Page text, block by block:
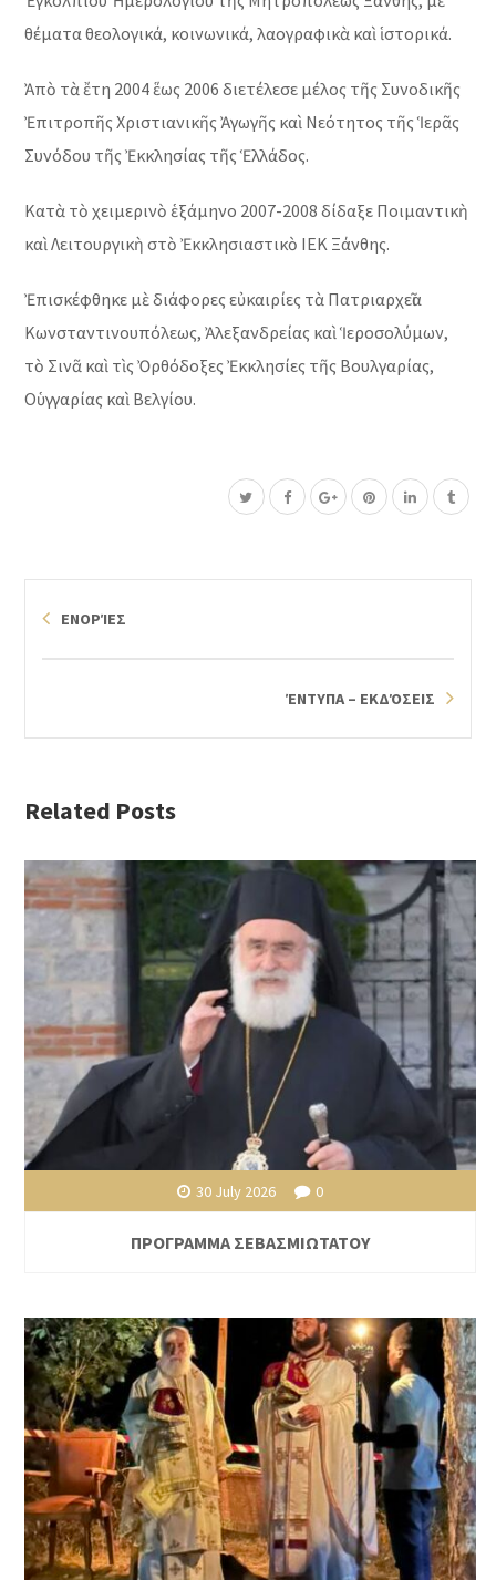
θέματα θεολογικά, κοινωνικά, λαογραφικὰ καὶ ἱστορικά.
Ἀπὸ τὰ ἔτη 2004 ἕως 2006 διετέλεσε μέλος τῆς Συνοδικῆς
Ἐπιτροπῆς Χριστιανικῆς Ἀγωγῆς καὶ Νεότητος τῆς Ἱερᾶς
Συνόδου τῆς Ἐκκλησίας τῆς Ἑλλάδος.
Κατὰ τὸ χειμερινὸ ἑξάμηνο 2007-2008 δίδαξε Ποιμαντικὴ
καὶ Λειτουργικὴ στὸ Ἐκκλησιαστικὸ ΙΕΚ Ξάνθης.
Ἐπισκέφθηκε μὲ διάφορες εὐκαιρίες τὰ Πατριαρχεῖα
Κωνσταντινουπόλεως, Ἀλεξανδρείας καὶ Ἱεροσολύμων,
τὸ Σινᾶ καὶ τὶς Ὀρθόδοξες Ἐκκλησίες τῆς Βουλγαρίας,
Οὑγγαρίας καὶ Βελγίου.
ΕΝΟΡΊΕΣ
ΈΝΤΥΠΑ – ΕΚΔΌΣΕΙΣ
Related Posts
30 July 2026 0
ΠΡΟΓΡΑΜΜΑ ΣΕΒΑΣΜΙΩΤΑΤΟΥ